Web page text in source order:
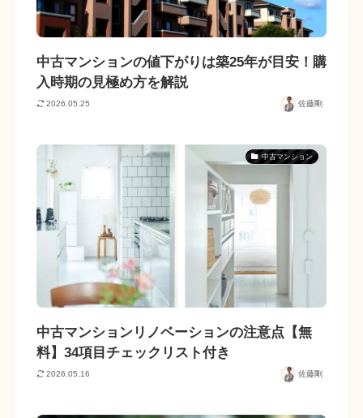
中古マンションの値下がりは築25年が目安！購
入時期の見極め方を解説
2026.05.25 佐藤剛
中古マンション
中古マンションリノベーションの注意点【無
料】34項目チェックリスト付き
2026.05.16 佐藤剛